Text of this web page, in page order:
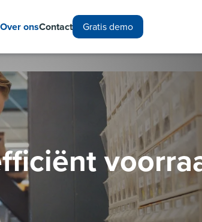
Over onsContact Gratis demo